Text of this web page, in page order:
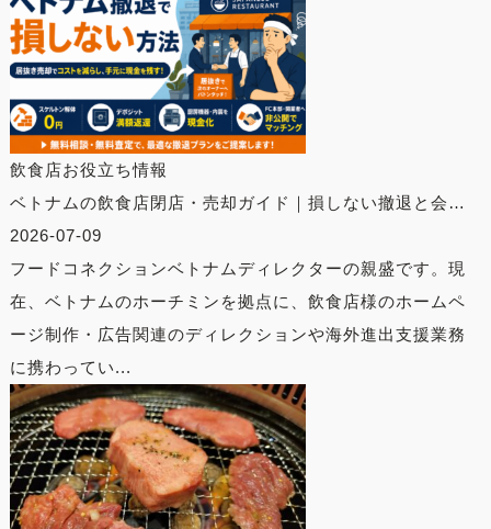
飲食店お役立ち情報
ベトナムの飲食店閉店・売却ガイド｜損しない撤退と会…
2026-07-09
フードコネクションベトナムディレクターの親盛です。現
在、ベトナムのホーチミンを拠点に、飲食店様のホームペ
ージ制作・広告関連のディレクションや海外進出支援業務
に携わってい...